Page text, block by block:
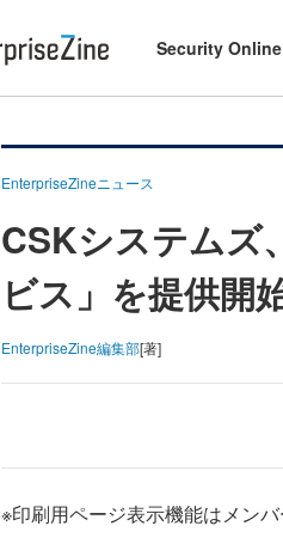
Security Online
EnterpriseZineニュース
CSKシステムズ
ビス」を提供開
EnterpriseZine編集部[著]
※印刷用ページ表示機能はメン